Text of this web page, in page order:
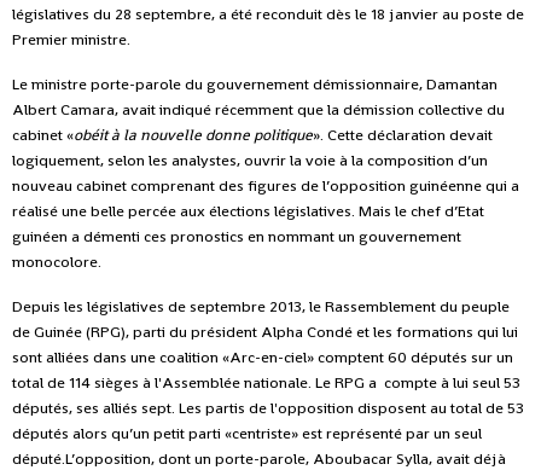
législatives du 28 septembre, a été reconduit dès le 18 janvier au poste de
Premier ministre.
Le ministre porte-parole du gouvernement démissionnaire, Damantan
Albert Camara, avait indiqué récemment que la démission collective du
cabinet «obéit à la nouvelle donne politique». Cette déclaration devait
logiquement, selon les analystes, ouvrir la voie à la composition d’un
nouveau cabinet comprenant des figures de l’opposition guinéenne qui a
réalisé une belle percée aux élections législatives. Mais le chef d’Etat
guinéen a démenti ces pronostics en nommant un gouvernement
monocolore.
Depuis les législatives de septembre 2013, le Rassemblement du peuple
de Guinée (RPG), parti du président Alpha Condé et les formations qui lui
sont alliées dans une coalition «Arc-en-ciel» comptent 60 députés sur un
total de 114 sièges à l'Assemblée nationale. Le RPG a compte à lui seul 53
députés, ses alliés sept. Les partis de l'opposition disposent au total de 53
députés alors qu’un petit parti «centriste» est représenté par un seul
député.L’opposition, dont un porte-parole, Aboubacar Sylla, avait déjà